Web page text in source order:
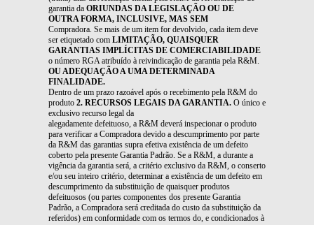
garantia da ORIUNDAS DA LEGISLAÇÃO OU DE
OUTRA FORMA, INCLUSIVE, MAS SEM
Compradora. Se mais de um item for devolvido, cada item deve
ser etiquetado com LIMITAÇÃO, QUAISQUER
GARANTIAS IMPLÍCITAS DE COMERCIABILIDADE
o número RGA atribuído à reivindicação de garantia pela R&M.
OU ADEQUAÇÃO A UMA DETERMINADA
FINALIDADE.
Dentro de um prazo razoável após o recebimento pela R&M do
produto 2. RECURSOS LEGAIS DA GARANTIA. O único e
exclusivo recurso legal da
alegadamente defeituoso, a R&M deverá inspecionar o produto
para verificar a Compradora devido a descumprimento por parte
da R&M das garantias supra efetiva existência de um defeito
coberto pela presente Garantia Padrão. Se a R&M, a durante a
vigência da garantia será, a critério exclusivo da R&M, o conserto
e/ou seu inteiro critério, determinar a existência de um defeito em
descumprimento da substituição de quaisquer produtos
defeituosos (ou partes componentes dos presente Garantia
Padrão, a Compradora será creditada do custo da substituição da
referidos) em conformidade com os termos do, e condicionados à